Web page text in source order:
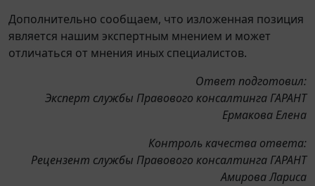
Дополнительно сообщаем, что изложенная позиция
является нашим экспертным мнением и может
отличаться от мнения иных специалистов.
Ответ подготовил:
Эксперт службы Правового консалтинга ГАРАНТ
Ермакова Елена
Контроль качества ответа:
Рецензент службы Правового консалтинга ГАРАНТ
Амирова Лариса